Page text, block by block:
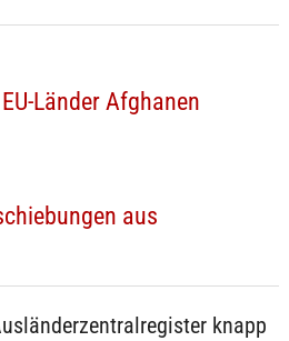
Länder Afghanen
aus
knapp